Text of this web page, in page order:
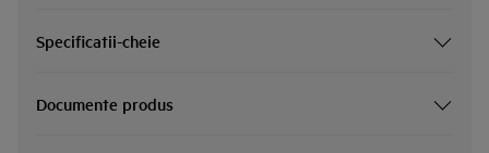
Specificatii-cheie
Documente produs